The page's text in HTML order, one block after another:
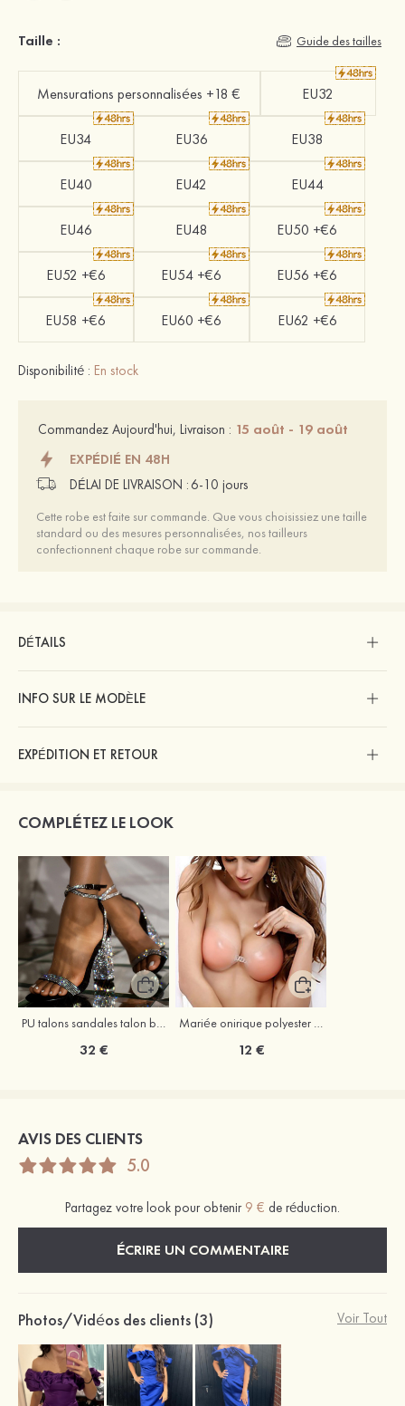
Taille : Guide des tailles
Mensurations personnalisées +18 € EU32
EU34 EU36 EU38
EU40 EU42 EU44
EU46 EU48 EU50 +€6
EU52 +€6 EU54 +€6 EU56 +€6
EU58 +€6 EU60 +€6 EU62 +€6
Disponibilité : En stock
Commandez Aujourd'hui, Livraison : 15 août - 19 août
EXPÉDIÉ EN 48H
DÉLAI DE LIVRAISON : 6-10 jours
Cette robe est faite sur commande. Que vous choisissiez une taille
standard ou des mesures personnalisées, nos tailleurs
confectionnent chaque robe sur commande.
DÉTAILS
INFO SUR LE MODÈLE
EXPÉDITION ET RETOUR
COMPLÉTEZ LE LOOK
PU talons sandales talon bottier outdoor fête et soirée bal occasion spéciale mariage chaussures
32 €
Mariée onirique polyester soutien-gorge
12 €
AVIS DES CLIENTS
5.0
Partagez votre look pour obtenir 9 € de réduction.
ÉCRIRE UN COMMENTAIRE
Photos/Vidéos des clients (3) Voir Tout